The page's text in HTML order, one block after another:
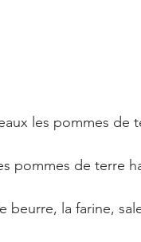
les pommes de
pommes de terre
beurre, la farine,